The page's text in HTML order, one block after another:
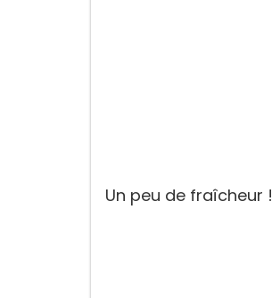
Un peu de fraîcheur !